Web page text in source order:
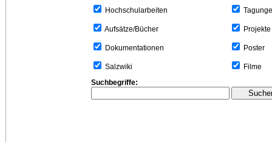
Hochschularbeiten
Aufsätze/Bücher
Dokumentationen
Salzwiki
Projekte
Poster
Filme
Suchbegriffe: